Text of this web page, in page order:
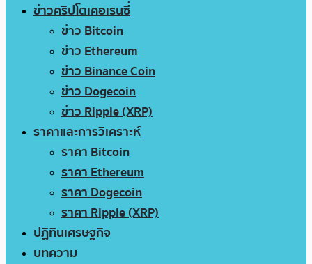
ข่าวคริปโตเคอเรนซี่
ข่าว Bitcoin
ข่าว Ethereum
ข่าว Binance Coin
ข่าว Dogecoin
ข่าว Ripple (XRP)
ราคาและการวิเคราะห์
ราคา Bitcoin
ราคา Ethereum
ราคา Dogecoin
ราคา Ripple (XRP)
ปฏิทินเศรษฐกิจ
บทความ